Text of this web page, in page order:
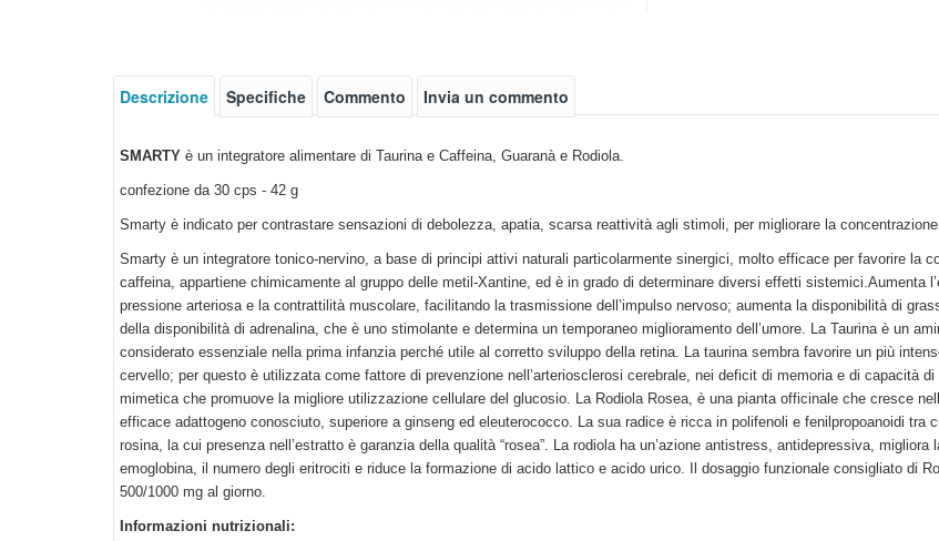
Descrizione Specifiche Commento Invia un commento
SMARTY è un integratore alimentare di Taurina e Caffeina, Guaranà e Rodiola.
confezione da 30 cps - 42 g
Smarty è indicato per contrastare sensazioni di debolezza, apatia, scarsa reattività agli stimoli, per migliorare la
Smarty è un integratore tonico-nervino, a base di principi attivi naturali particolarmente sinergici, molto efficace per favorire la
caffeina, appartiene chimicamente al gruppo delle metil-Xantine, ed è in grado di determinare diversi effetti sistemici.Aumenta
pressione arteriosa e la contrattilità muscolare, facilitando la trasmissione dell’impulso nervoso; aumenta la disponibilità di
della disponibilità di adrenalina, che è uno stimolante e determina un temporaneo miglioramento dell’umore. La Taurina è un
considerato essenziale nella prima infanzia perché utile al corretto sviluppo della retina. La taurina sembra favorire un più
cervello; per questo è utilizzata come fattore di prevenzione nell’arteriosclerosi cerebrale, nei deficit di memoria e di capacità
mimetica che promuove la migliore utilizzazione cellulare del glucosio. La Rodiola Rosea, è una pianta officinale che cresce
efficace adattogeno conosciuto, superiore a ginseng ed eleuterococco. La sua radice è ricca in polifenoli e fenilpropoanoidi
rosina, la cui presenza nell’estratto è garanzia della qualità “rosea”. La rodiola ha un’azione antistress, antidepressiva,
emoglobina, il numero degli eritrociti e riduce la formazione di acido lattico e acido urico. Il dosaggio funzionale consigliato di
500/1000 mg al giorno.
Informazioni nutrizionali: